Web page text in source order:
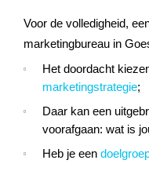
Voor de volledigheid,
marketingbureau in
Het doordacht
marketingstrategie;
Daar kan een
voorafgaan: wat is
Heb je een